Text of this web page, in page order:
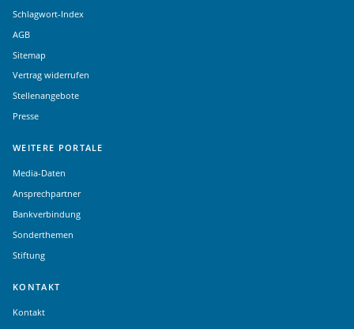
Schlagwort-Index
AGB
Sitemap
Vertrag widerrufen
Stellenangebote
Presse
WEITERE PORTALE
Media-Daten
Ansprechpartner
Bankverbindung
Sonderthemen
Stiftung
KONTAKT
Kontakt